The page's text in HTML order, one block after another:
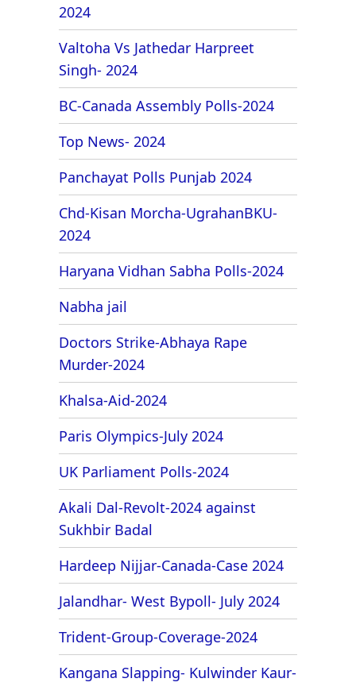
2024
Valtoha Vs Jathedar Harpreet
Singh- 2024
BC-Canada Assembly Polls-2024
Top News- 2024
Panchayat Polls Punjab 2024
Chd-Kisan Morcha-UgrahanBKU-
2024
Haryana Vidhan Sabha Polls-2024
Nabha jail
Doctors Strike-Abhaya Rape
Murder-2024
Khalsa-Aid-2024
Paris Olympics-July 2024
UK Parliament Polls-2024
Akali Dal-Revolt-2024 against
Sukhbir Badal
Hardeep Nijjar-Canada-Case 2024
Jalandhar- West Bypoll- July 2024
Trident-Group-Coverage-2024
Kangana Slapping- Kulwinder Kaur-